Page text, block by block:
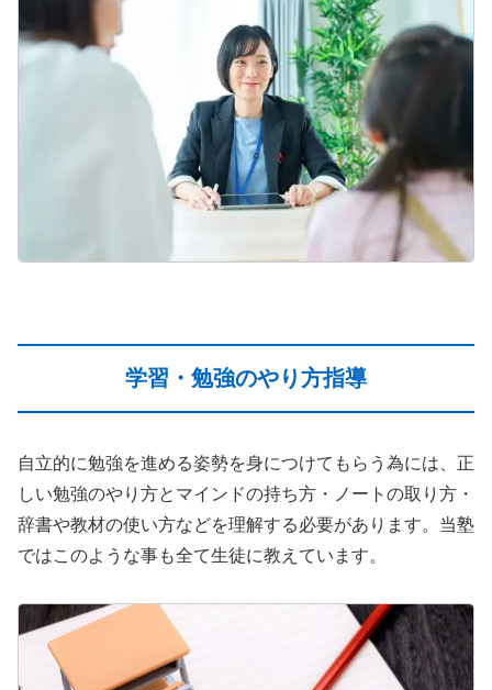
学習・勉強のやり方指導
自立的に勉強を進める姿勢を身につけてもらう為には、正
しい勉強のやり方とマインドの持ち方・ノートの取り方・
辞書や教材の使い方などを理解する必要があります。当塾
ではこのような事も全て生徒に教えています。